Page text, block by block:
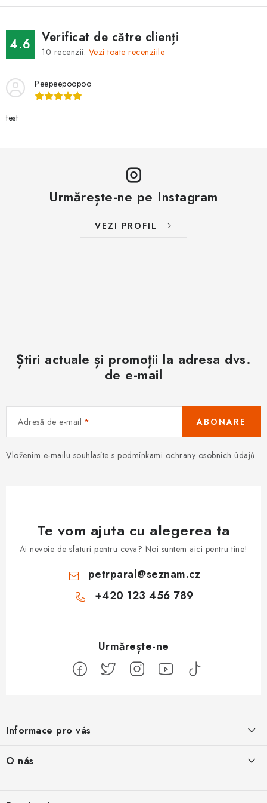
Jak na Jupiter Obchodní podmínky
Kontakty
Evaluarea magazinului
4.6 Verificat de către clienți
10 recenzii. Vezi toate recenziile
Peepeepoopoo
test
Urmărește-ne pe Instagram
VEZI PROFIL
Știri actuale și promoții la adresa dvs.
de e-mail
Adresă de e-mail
Vložením e-mailu souhlasíte s podmínkami ochrany osobních údajů
ABONARE
Te vom ajuta cu alegerea ta
Ai nevoie de sfaturi pentru ceva? Noi suntem aici pentru tine!
petrparal@seznam.cz
+420 123 456 789
b
o
Informace pro vás
Jak na Jupiter
Kontakty
O nás